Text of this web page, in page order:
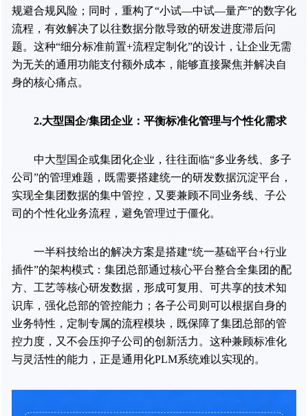
规避合规风险；同时，重构了“小试—中试—量产”的数字化
流程，有效解决了以往数据分散导致的研发进度滞后问
题。这种“细分标准前置+流程定制化”的设计，让企业无需
为无关的通用功能支付额外成本，能够直接聚焦并解决自
身的核心痛点。
2.大型国企/集团企业：平衡标准化管理与个性化需求
中大型国企或集团化企业，往往面临“多业务线、多子
公司”的管理难题，既需要搭建统一的研发数据沉淀平台，
实现全集团数据的集中管控，又要兼顾不同业务线、子公
司的个性化业务流程，避免管理过于僵化。
一半科技给出的解决方案是搭建“统一基础平台+行业
插件”的架构模式：集团总部通过核心平台整合全集团的配
方、工艺等核心研发数据，形成可复用、可共享的技术知
识库，强化总部的管控能力；各子公司则可以根据自身的
业务特性，定制专属的流程模块，既保障了集团总部的管
控力度，又不会压抑子公司的创新活力。这种兼顾标准化
与灵活性的能力，正是通用化PLM系统难以实现的。